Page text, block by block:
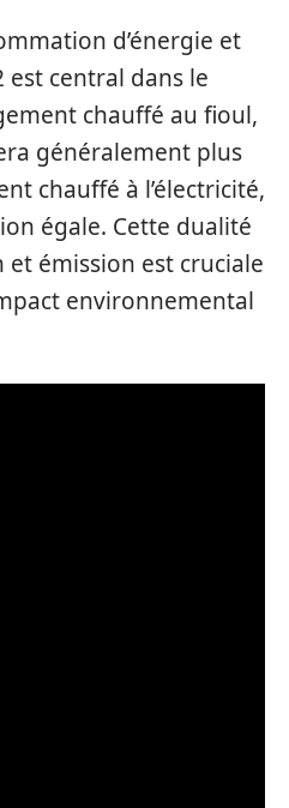
d’énergie et
est central dans le
chauffé au fioul,
généralement plus
chauffé à l’électricité,
égale. Cette dualité
émission est cruciale
environnemental